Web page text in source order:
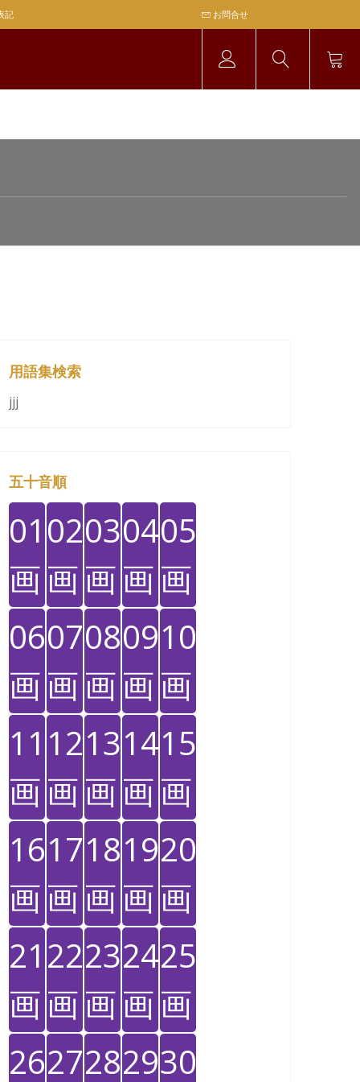
記 お問合せ
用語集検索
jjj
五十音順
01
画
02
画
03
画
04
画
05
画
06
画
07
画
08
画
09
画
10
画
11
画
12
画
13
画
14
画
15
画
16
画
17
画
18
画
19
画
20
画
21
画
22
画
23
画
24
画
25
画
2627282930